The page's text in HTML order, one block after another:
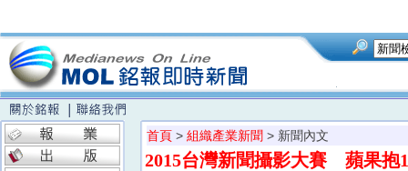
首頁 > 組織產業新聞 > 新聞內文
2015台灣新聞攝影大賽 蘋果抱